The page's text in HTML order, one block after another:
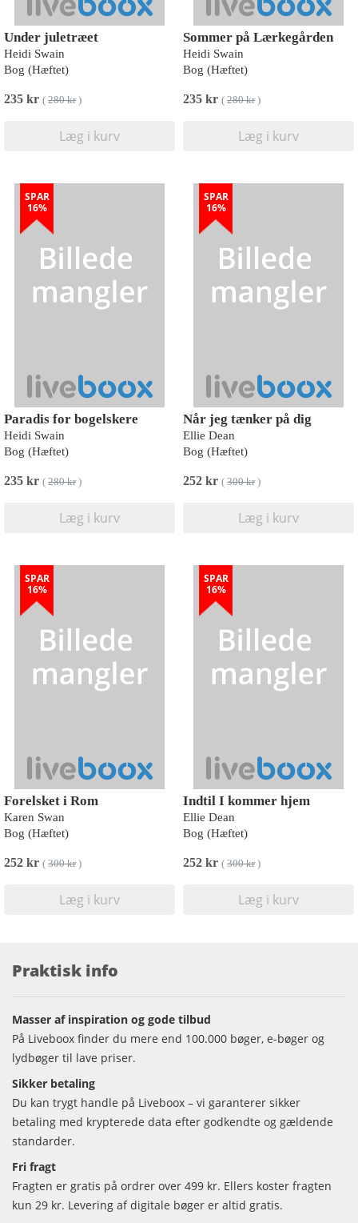
Under juletræet
Heidi Swain
Bog (Hæftet)
235 kr ( 280 kr)
Læg i kurv
Sommer på Lærkegården
Heidi Swain
Bog (Hæftet)
235 kr ( 280 kr)
Læg i kurv
SPAR
16%
Paradis for bogelskere
Heidi Swain
Bog (Hæftet)
235 kr ( 280 kr)
Læg i kurv
SPAR
16%
Når jeg tænker på dig
Ellie Dean
Bog (Hæftet)
252 kr ( 300 kr)
Læg i kurv
SPAR
16%
Forelsket i Rom
Karen Swan
Bog (Hæftet)
252 kr ( 300 kr)
Læg i kurv
SPAR
16%
Indtil I kommer hjem
Ellie Dean
Bog (Hæftet)
252 kr ( 300 kr)
Læg i kurv
Praktisk info
Masser af inspiration og gode tilbud
På Liveboox finder du mere end 100.000 bøger, e-bøger og
lydbøger til lave priser.
Sikker betaling
Du kan trygt handle på Liveboox – vi garanterer sikker
betaling med krypterede data efter godkendte og gældende
standarder.
Fri fragt
Fragten er gratis på ordrer over 499 kr. Ellers koster fragten
kun 29 kr. Levering af digitale bøger er altid gratis.